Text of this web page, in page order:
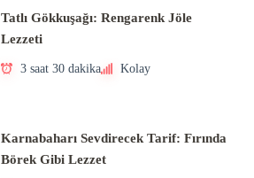
Tatlı Gökkuşağı: Rengarenk Jöle
Lezzeti
3 saat 30 dakika Kolay
Karnabaharı Sevdirecek Tarif: Fırında
Börek Gibi Lezzet